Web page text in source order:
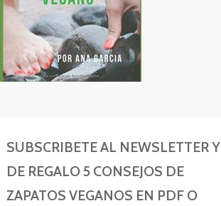
SUBSCRIBETE AL NEWSLETTER Y
DE REGALO 5 CONSEJOS DE
ZAPATOS VEGANOS EN PDF O